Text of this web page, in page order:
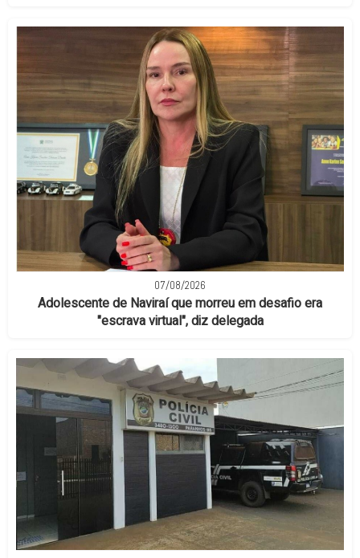
07/08/2026
Adolescente de Naviraí que morreu em desafio era
"escrava virtual", diz delegada